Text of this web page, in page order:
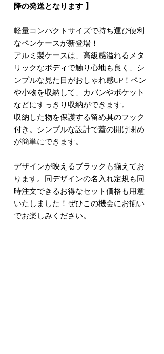
降の発送となります 】
軽量コンパクトサイズで持ち運び便利
なペンケースが新登場！
アルミ製ケースは、高級感溢れるメタ
リックなボディで触り心地も良く、シ
ンプルな見た目がおしゃれ感UP！ペン
や小物を収納して、カバンやポケット
などにすっきり収納ができます。
収納した物を保護する留め具のフック
付き。シンプルな設計で蓋の開け閉め
が簡単にできます。
デザインが映えるブラックも揃えてお
ります。同デザインの名入れ定規も同
時注文できるお得なセット価格も用意
いたしました！ぜひこの機会にお揃い
でお楽しみください。